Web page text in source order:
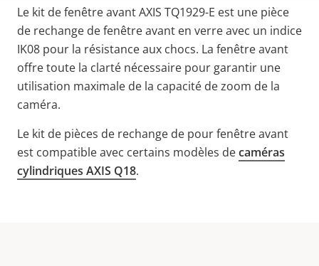
Le kit de fenêtre avant AXIS TQ1929-E est une pièce
de rechange de fenêtre avant en verre avec un indice
IK08 pour la résistance aux chocs. La fenêtre avant
offre toute la clarté nécessaire pour garantir une
utilisation maximale de la capacité de zoom de la
caméra.
Le kit de pièces de rechange de pour fenêtre avant
est compatible avec certains modèles decaméras
cylindriques AXIS Q18.